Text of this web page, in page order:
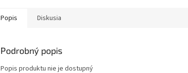
Popis Diskusia
Podrobný popis
Popis produktu nie je dostupný